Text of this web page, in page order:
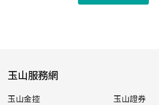
玉山服務網
玉山金控
玉山證券